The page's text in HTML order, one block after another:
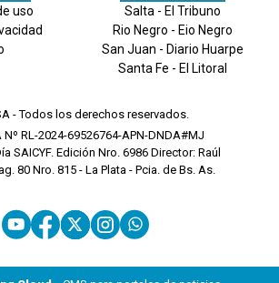
uso
Salta - El Tribuno
Rio Negro - Eio Negro
San Juan - Diario Huarpe
Santa Fe - El Litoral
- Todos los derechos reservados.
RL-2024-69526764-APN-DNDA#MJ
SAICYF. Edición Nro. 6986 Director: Raúl
80 Nro. 815 - La Plata - Pcia. de Bs. As.